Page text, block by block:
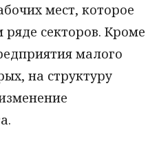
мест, которое
секторов. Кроме
малого
на структуру